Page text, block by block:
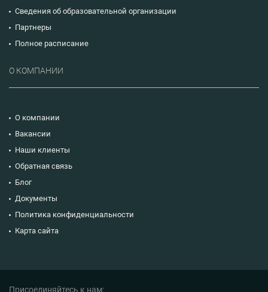
Сведения об образовательной организации
Партнеры
Полное расписание
О КОМПАНИИ
О компании
Вакансии
Наши клиенты
Обратная связь
Блог
Документы
Политика конфиденциальности
Карта сайта
Присоединяйтесь к нам: